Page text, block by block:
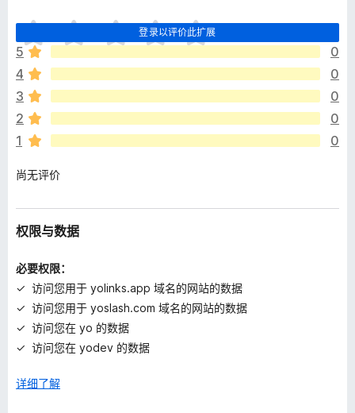
登录以评价此扩展
目
前
尚
无
评
分
5
0
4
0
3
0
2
0
1
0
尚无评价
权限与数据
必要权限：
访问您用于 yolinks.app 域名的网站的数据
访问您用于 yoslash.com 域名的网站的数据
访问您在 yo 的数据
访问您在 yodev 的数据
详细了解